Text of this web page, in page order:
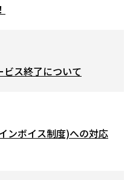
ス終了について
ンボイス制度)への対応